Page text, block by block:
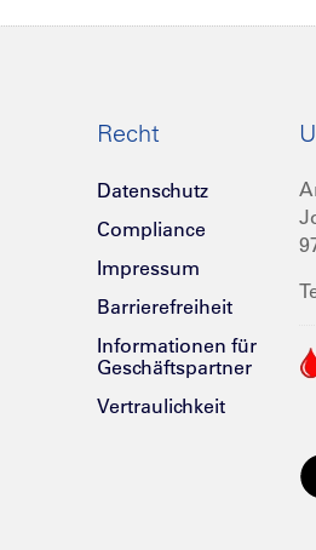
Recht
Datenschutz
Compliance
Impressum
Barrierefreiheit
Informationen für
Geschäftspartner
Vertraulichkeit